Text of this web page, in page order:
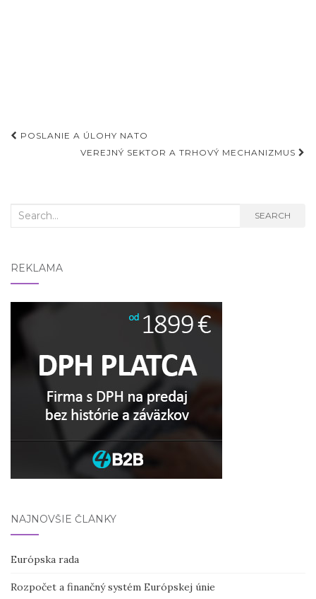
Post
navigation
POSLANIE A ÚLOHY NATO
VEREJNÝ SEKTOR A TRHOVÝ MECHANIZMUS
Search
SEARCH
REKLAMA
NAJNOVŠIE ČLÁNKY
Európska rada
Rozpočet a finančný systém Európskej únie